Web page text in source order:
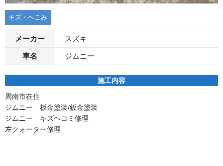
キズ・へこみ
メーカー スズキ
車名 ジムニー
施工内容
周南市在住
ジムニー 板金塗装/鈑金塗装
ジムニー キズヘコミ修理
左クォーター修理